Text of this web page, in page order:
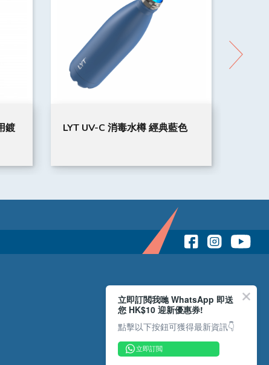
LYT UV-C 消毒水樽 經典藍色
立即訂閲我哋 WhatsApp 即送
您 HK$10 迎新優惠券!
點擊以下按鈕可獲得最新資訊👇
立即訂閲